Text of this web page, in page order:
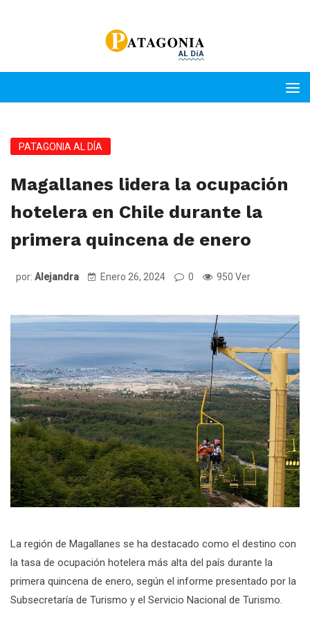
PATAGONIA AL DÍA
Magallanes lidera la ocupación
hotelera en Chile durante la
primera quincena de enero
por: Alejandra Enero 26, 2024 0 950 Ver
La región de Magallanes se ha destacado como el destino con
la tasa de ocupación hotelera más alta del país durante la
primera quincena de enero, según el informe presentado por la
Subsecretaría de Turismo y el Servicio Nacional de Turismo.